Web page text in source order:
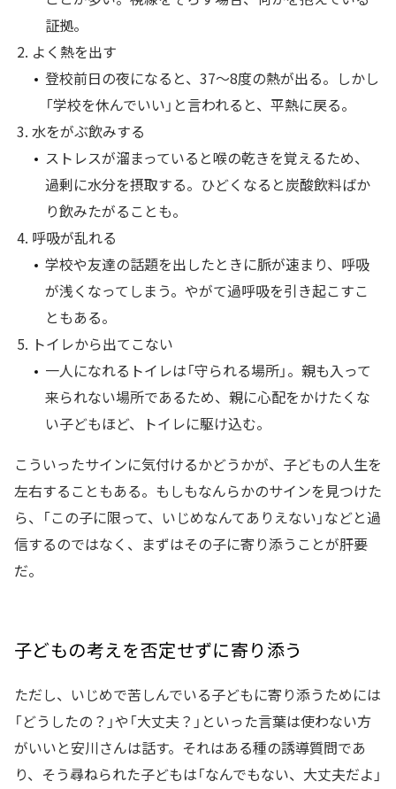
証拠。
よく熱を出す
登校前日の夜になると、37～8度の熱が出る。しかし
「学校を休んでいい」と言われると、平熱に戻る。
水をがぶ飲みする
ストレスが溜まっていると喉の乾きを覚えるため、
過剰に水分を摂取する。ひどくなると炭酸飲料ばか
り飲みたがることも。
呼吸が乱れる
学校や友達の話題を出したときに脈が速まり、呼吸
が浅くなってしまう。やがて過呼吸を引き起こすこ
ともある。
トイレから出てこない
一人になれるトイレは「守られる場所」。親も入って
来られない場所であるため、親に心配をかけたくな
い子どもほど、トイレに駆け込む。
こういったサインに気付けるかどうかが、子どもの人生を
左右することもある。もしもなんらかのサインを見つけた
ら、「この子に限って、いじめなんてありえない」などと過
信するのではなく、まずはその子に寄り添うことが肝要
だ。
子どもの考えを否定せずに寄り添う
ただし、いじめで苦しんでいる子どもに寄り添うためには
「どうしたの？」や「大丈夫？」といった言葉は使わない方
がいいと安川さんは話す。それはある種の誘導質問であ
り、そう尋ねられた子どもは「なんでもない、大丈夫だよ」